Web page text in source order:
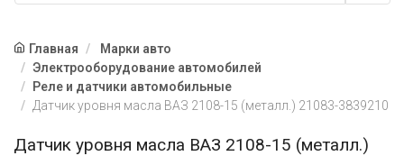
Главная
Марки авто
Электрооборудование автомобилей
Реле и датчики автомобильные
Датчик уровня масла ВАЗ 2108-15 (металл.) 21083-3839210
Датчик уровня масла ВАЗ 2108-15 (металл.)